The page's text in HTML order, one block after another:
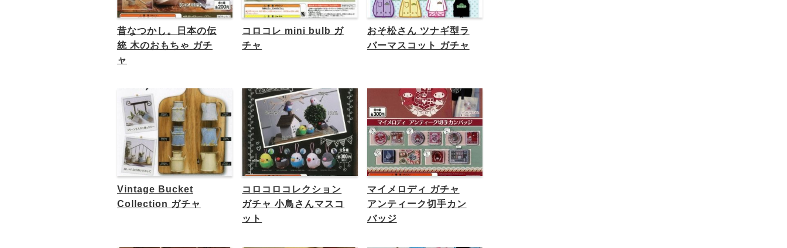
昔なつかし。日本の伝
統 木のおもちゃ ガチ
ャ
コロコレ mini bulb ガ
チャ
おそ松さん ツナギ型ラ
バーマスコット ガチャ
Vintage Bucket
Collection ガチャ
コロコロコレクション
ガチャ 小鳥さんマスコ
ット
マイメロディ ガチャ
アンティーク切手カン
バッジ